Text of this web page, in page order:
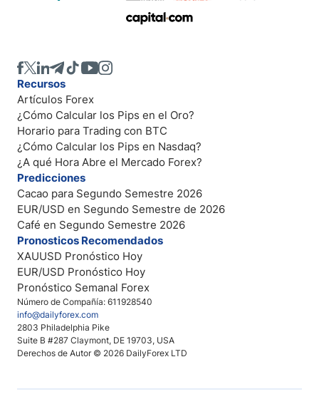
Número de Compañía: 611928540
info@dailyforex.com
2803 Philadelphia Pike
Suite B #287 Claymont, DE 19703, USA
Derechos de Autor © 2026 DailyForex LTD
Recursos
Artículos Forex
¿Cómo Calcular los Pips en el Oro?
Horario para Trading con BTC
¿Cómo Calcular los Pips en Nasdaq?
¿A qué Hora Abre el Mercado Forex?
Predicciones
Cacao para Segundo Semestre 2026
EUR/USD en Segundo Semestre de 2026
Café en Segundo Semestre 2026
Pronosticos Recomendados
XAUUSD Pronóstico Hoy
EUR/USD Pronóstico Hoy
Pronóstico Semanal Forex